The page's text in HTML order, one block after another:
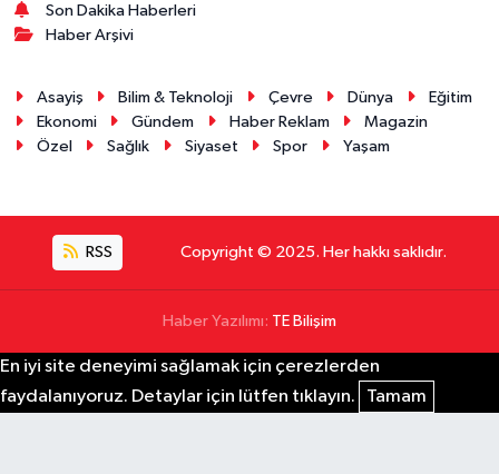
Son Dakika Haberleri
Haber Arşivi
Asayiş Bilim & Teknoloji Çevre Dünya
Eğitim
Ekonomi
Gündem Haber Reklam
Magazin
Özel
Sağlık Siyaset Spor Yaşam
RSS Copyright © 2025. Her hakkı saklıdır.
Haber Yazılımı: TE Bilişim
En iyi site deneyimi sağlamak için çerezlerden
faydalanıyoruz. Detaylar için lütfen tıklayın.
Tamam